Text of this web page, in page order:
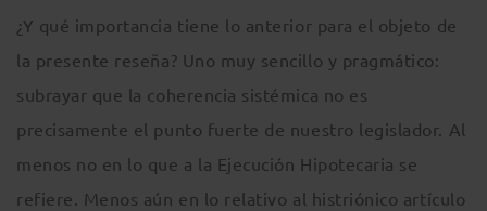
¿Y qué importancia tiene lo anterior para el objeto de
la presente reseña? Uno muy sencillo y pragmático:
subrayar que la coherencia sistémica no es
precisamente el punto fuerte de nuestro legislador. Al
menos no en lo que a la Ejecución Hipotecaria se
refiere. Menos aún en lo relativo al histriónico artículo